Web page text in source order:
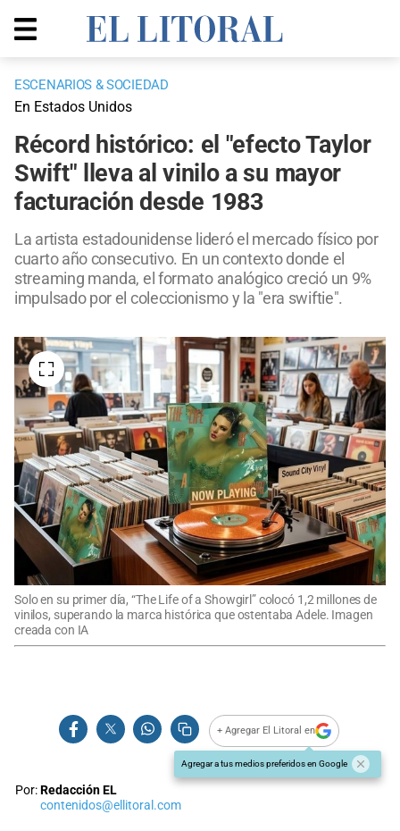
ESCENARIOS & SOCIEDAD
En Estados Unidos
Récord histórico: el "efecto Taylor
Swift" lleva al vinilo a su mayor
facturación desde 1983
La artista estadounidense lideró el mercado físico por
cuarto año consecutivo. En un contexto donde el
streaming manda, el formato analógico creció un 9%
impulsado por el coleccionismo y la "era swiftie".
Solo en su primer día, “The Life of a Showgirl” colocó 1,2 millones de
vinilos, superando la marca histórica que ostentaba Adele. Imagen
creada con IA
+ Agregar El Litoral en
Agregar a tus medios preferidos en Google
Por:Redacción EL
contenidos@ellitoral.com